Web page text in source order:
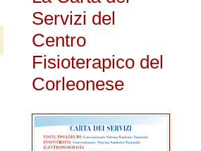
Servizi del
Centro
Fisioterapico del
Corleonese